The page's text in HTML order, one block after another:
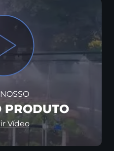
PRODUTO
Vídeo